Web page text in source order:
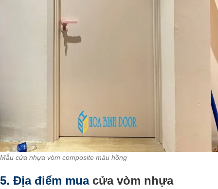
Mẫu cửa nhựa vòm composite màu hồng
5. Địa điểm mua cửa vòm nhựa